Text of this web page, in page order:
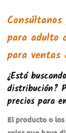
para adulto
para ventas
¿Está buscando
distribución?
precios para
El producto o